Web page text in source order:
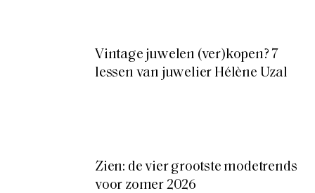
Vintage juwelen (ver)kopen? 7
lessen van juwelier Hélène Uzal
Zien: de vier grootste modetrends
voor zomer 2026